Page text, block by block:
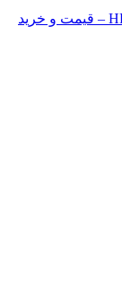
فروش پاور سرور HP | خرید پاور سرور HP – قیمت و خرید